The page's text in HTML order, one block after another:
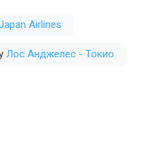
Airlines
Лос Анджелес - Токио